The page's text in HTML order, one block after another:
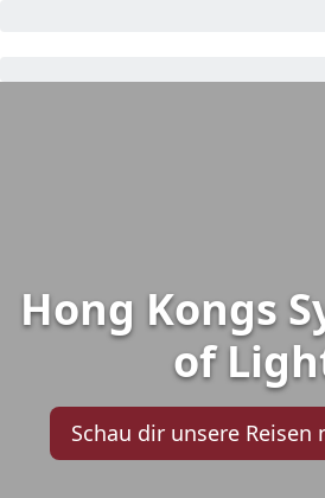
Hong Kongs
of
Schau dir unsere Reisen